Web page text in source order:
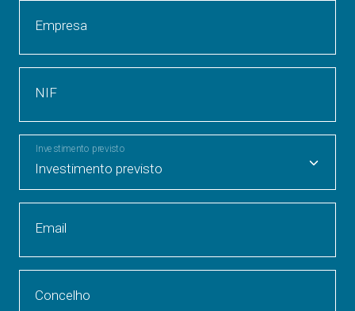
Empresa
NIF
Investimento previsto
Email
Concelho